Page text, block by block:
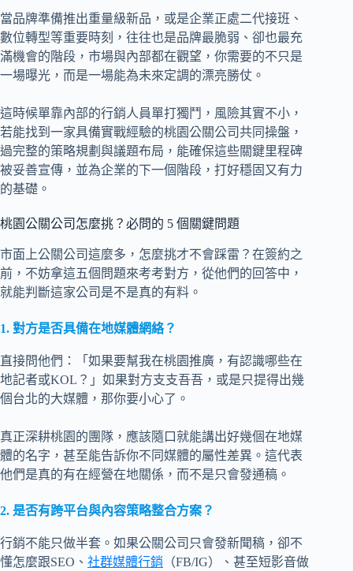
當品牌準備推出重量級新品，或是企業正處二代接班、
數位轉型等重要時刻，往往也是品牌最脆弱、卻也最充
滿機會的階段，市場與內部都在觀望，你需要的不只是
一場曝光，而是一場能為未來定調的漂亮勝仗。
這時候單靠內部的行銷人員單打獨鬥，風險其實不小，
若能找到一家具備實戰經驗的桃園公關公司共同操盤，
過完整的策略規劃與議題布局，能確保這些關鍵里程碑
被妥善宣傳，並為企業的下一個階段，打好穩固又有力
的基礎。
桃園公關公司怎麼挑？必問的 5 個關鍵問題
市面上公關公司這麼多，怎麼挑才不會踩雷？在簽約之
前，不妨拿這五個問題來考考對方，從他們的回答中，
就能判斷這家公司是不是真的有料。
1. 對方是否具備在地媒體網絡？
直接問他們：「如果要幫我在桃園推廣，有認識哪些在
地記者或KOL？」如果對方支支吾吾，或是只提得出幾
個台北的大媒體，那你要小心了。
真正深耕桃園的團隊，應該隨口就能講出好幾個在地媒
體的名字，甚至能告訴你不同媒體的屬性差異。這代表
他們是真的有在經營在地關係，而不是只會發通稿。
2. 是否有跨平台與內容策略整合方案？
行銷不能只做半套。如果公關公司只會發新聞稿，卻不
懂怎麼跟SEO、 社群媒體行銷 （FB/IG）、甚至短影音做